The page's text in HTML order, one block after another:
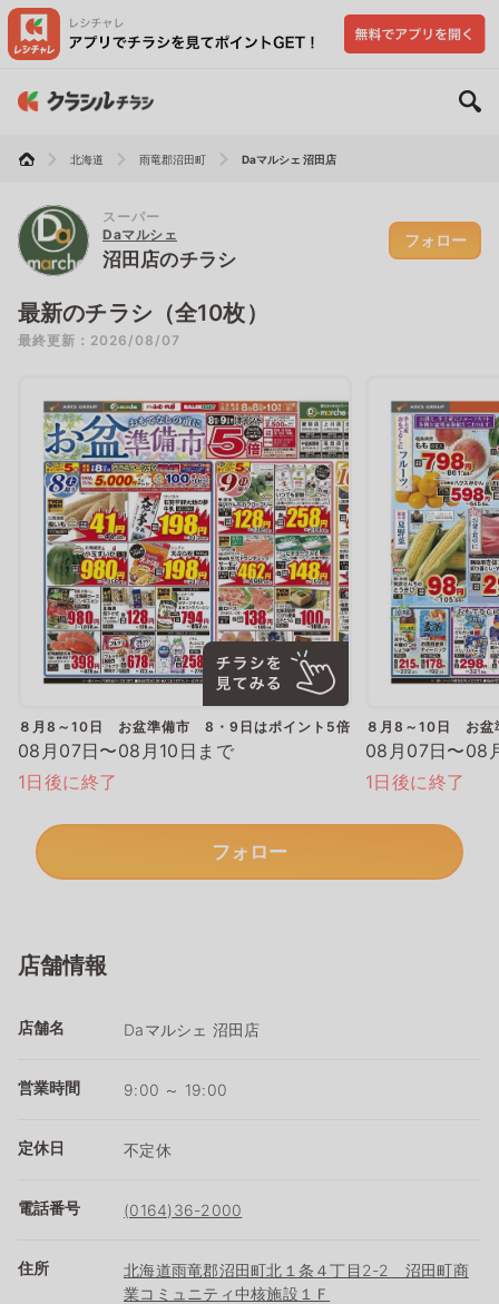
北海道 雨竜郡沼田町 Daマルシェ 沼田店
スーパー
Daマルシェ
沼田店のチラシ
フォロー
最新のチラシ（全10枚）
最終更新：2026/08/07
８月8～10日 お盆準備市 8・9日はポイント5倍
08月07日〜08月10日まで
1日後に終了
８月8～10日 お
08月07日〜08
1日後に終了
フォロー
店舗情報
店舗名 Daマルシェ 沼田店
営業時間 9:00 ～ 19:00
定休日 不定休
電話番号 (0164)36-2000
住所
北海道雨竜郡沼田町北１条４丁目2-2 沼田町商
業コミュニティ中核施設１Ｆ